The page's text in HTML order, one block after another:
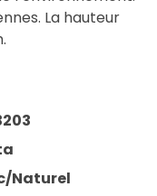
La hauteur
Naturel